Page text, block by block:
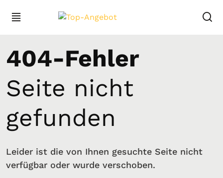
404-Fehler
Seite nicht
gefunden
Leider ist die von Ihnen gesuchte Seite nicht
verfügbar oder wurde verschoben.